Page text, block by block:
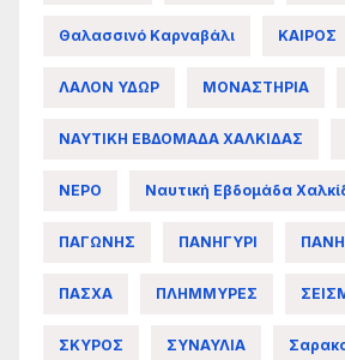
Θαλασσινό Καρναβάλι ΚΑΙΡΟΣ
ΛΑΛΟΝ ΥΔΩΡ ΜΟΝΑΣΤΗΡΙΑ
ΝΑΥΤΙΚΗ ΕΒΔΟΜΑΔΑ ΧΑΛΚΙΔΑΣ
ΝΕΡΟ Ναυτική Εβδομάδα
ΠΑΓΩΝΗΣ ΠΑΝΗΓΥΡΙ
ΠΑΣΧΑ ΠΛΗΜΜΥΡΕΣ
ΣΚΥΡΟΣ ΣΥΝΑΥΛΙΑ